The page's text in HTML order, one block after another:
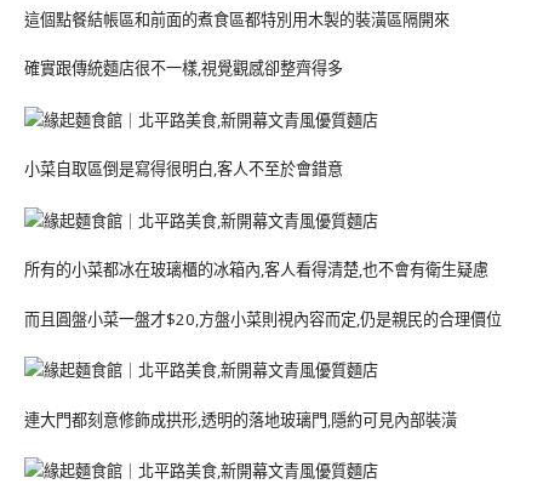
這個點餐結帳區和前面的煮食區都特別用木製的裝潢區隔開來
確實跟傳統麵店很不一樣,視覺觀感卻整齊得多
小菜自取區倒是寫得很明白,客人不至於會錯意
所有的小菜都冰在玻璃櫃的冰箱內,客人看得清楚,也不會有衛生疑慮
而且圓盤小菜一盤才$20,方盤小菜則視內容而定,仍是親民的合理價位
連大門都刻意修飾成拱形,透明的落地玻璃門,隱約可見內部裝潢